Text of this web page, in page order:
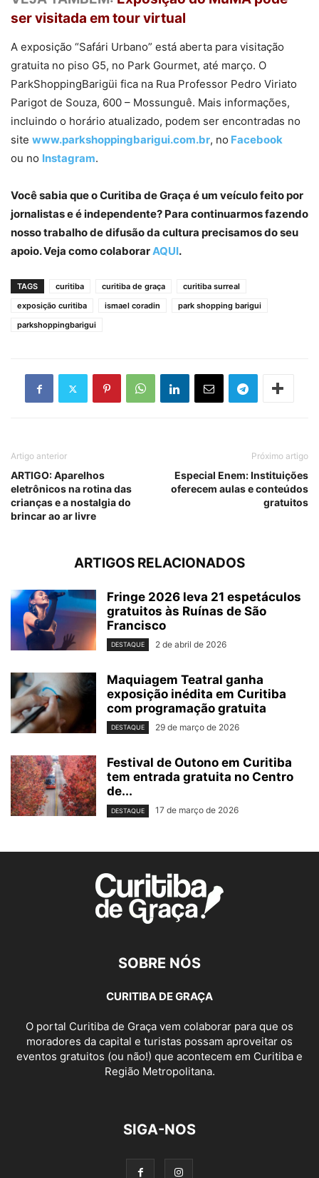
ser visitada em tour virtual
A exposição “Safári Urbano” está aberta para visitação
gratuita no piso G5, no Park Gourmet, até março. O
ParkShoppingBarigüi fica na Rua Professor Pedro Viriato
Parigot de Souza, 600 – Mossunguê. Mais informações,
incluindo o horário atualizado, podem ser encontradas no
site www.parkshoppingbarigui.com.br, no Facebook
ou no Instagram.
Você sabia que o Curitiba de Graça é um veículo feito por
jornalistas e é independente? Para continuarmos fazendo
nosso trabalho de difusão da cultura precisamos do seu
apoio. Veja como colaborarAQUI.
TAGS curitiba curitiba de graça
curitiba surreal
exposição curitiba
ismael coradin
park shopping barigui
parkshoppingbarigui
Artigo anterior
ARTIGO: Aparelhos
eletrônicos na rotina das
crianças e a nostalgia do
brincar ao ar livre
Próximo artigo
Especial Enem: Instituições
oferecem aulas e conteúdos
gratuitos
ARTIGOS RELACIONADOS
Fringe 2026 leva 21 espetáculos
gratuitos às Ruínas de São
Francisco
DESTAQUE 2 de abril de 2026
Maquiagem Teatral ganha
exposição inédita em Curitiba
com programação gratuita
DESTAQUE 29 de março de 2026
Festival de Outono em Curitiba
tem entrada gratuita no Centro
de...
DESTAQUE 17 de março de 2026
SOBRE NÓS
CURITIBA DE GRAÇA
O portal Curitiba de Graça vem colaborar para que os
moradores da capital e turistas possam aproveitar os
eventos gratuitos (ou não!) que acontecem em Curitiba e
Região Metropolitana.
SIGA-NOS